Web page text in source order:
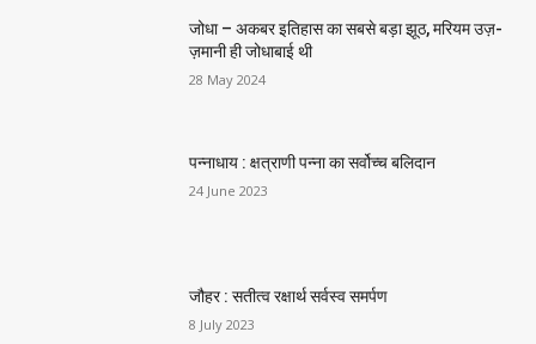
जोधा – अकबर इतिहास का सबसे बड़ा झूठ, मरियम उज़-
ज़मानी ही जोधाबाई थी
28 May 2024
पन्नाधाय : क्षत्राणी पन्ना का सर्वोच्च बलिदान
24 June 2023
जौहर : सतीत्व रक्षार्थ सर्वस्व समर्पण
8 July 2023